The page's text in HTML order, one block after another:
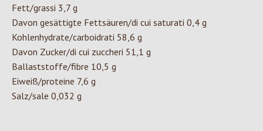
Fett/grassi 3,7 g
Davon gesättigte Fettsäuren/di cui saturati 0,4 g
Kohlenhydrate/carboidrati 58,6 g
Davon Zucker/di cui zuccheri 51,1 g
Ballaststoffe/fibre 10,5 g
Eiweiß/proteine 7,6 g
Salz/sale 0,032 g